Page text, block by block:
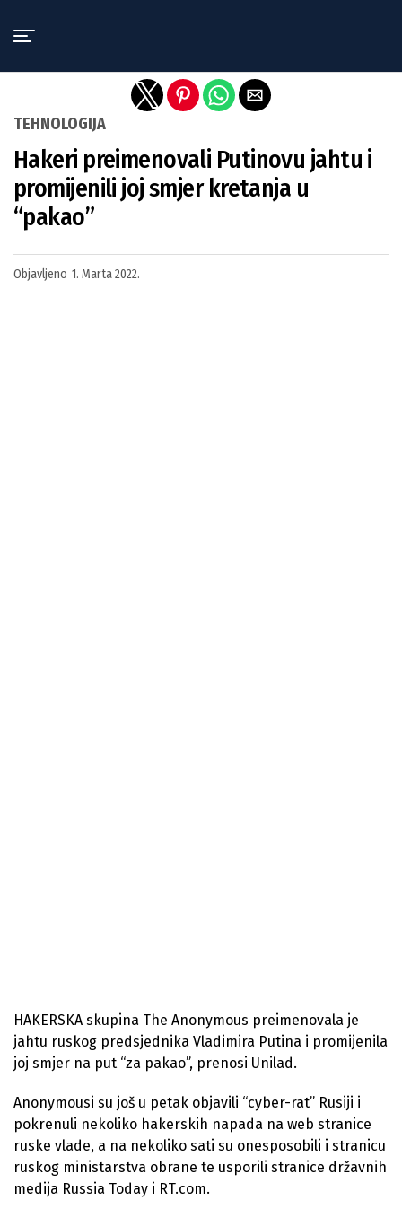
TEHNOLOGIJA
Hakeri preimenovali Putinovu jahtu i
promijenili joj smjer kretanja u
“pakao”
Objavljeno 1. Marta 2022.
HAKERSKA skupina The Anonymous preimenovala je
jahtu ruskog predsjednika Vladimira Putina i promijenila
joj smjer na put “za pakao”, prenosi Unilad.
Anonymousi su još u petak objavili “cyber-rat” Rusiji i
pokrenuli nekoliko hakerskih napada na web stranice
ruske vlade, a na nekoliko sati su onesposobili i stranicu
ruskog ministarstva obrane te usporili stranice državnih
medija Russia Today i RT.com.